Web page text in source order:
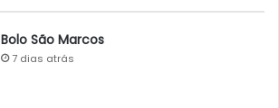
Bolo São Marcos
7 dias atrás